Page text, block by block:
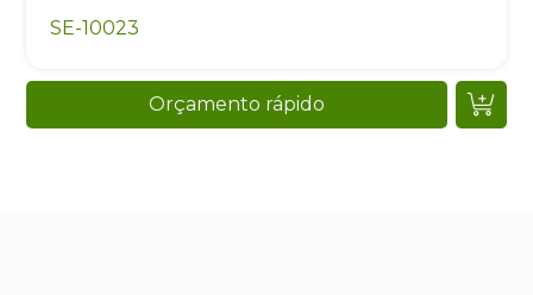
SE-10023
Orçamento rápido